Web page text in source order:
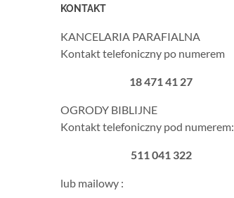
KONTAKT
KANCELARIA PARAFIALNA
Kontakt telefoniczny po numerem
18 471 41 27
OGRODY BIBLIJNE
Kontakt telefoniczny pod numerem:
511 041 322
lub mailowy :